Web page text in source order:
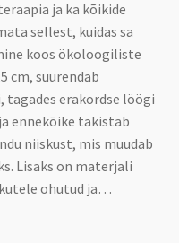
ja ka kõikide
sellest, kuidas sa
koos ökoloogiliste
cm, suurendab
erakordse löögi
ennekõike takistab
niiskust, mis muudab
Lisaks on materjali
ohutud ja…